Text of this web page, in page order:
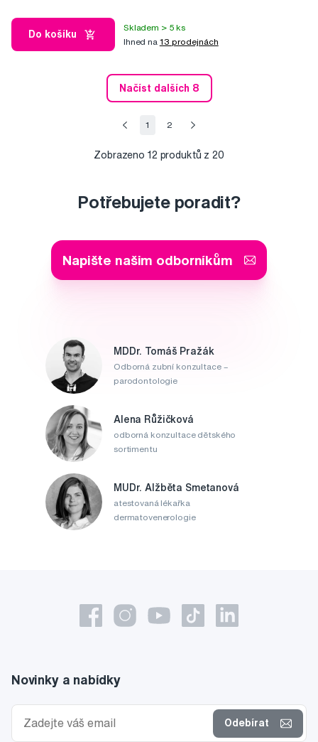
Do košíku
Skladem > 5 ks
Ihned na 13 prodejnách
Načíst dalších 8
1 2
Zobrazeno 12 produktů z 20
Potřebujete poradit?
Napište našim odborníkům
MDDr. Tomáš Pražák
Odborná zubní konzultace –
parodontologie
Alena Růžičková
odborná konzultace dětského
sortimentu
MUDr. Alžběta Smetanová
atestovaná lékařka
dermatovenerologie
Novinky a nabídky
Odebírat